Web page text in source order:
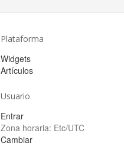
Plataforma
Widgets
Artículos
Usuario
Entrar
Zona horaria: Etc/UTC
Cambiar